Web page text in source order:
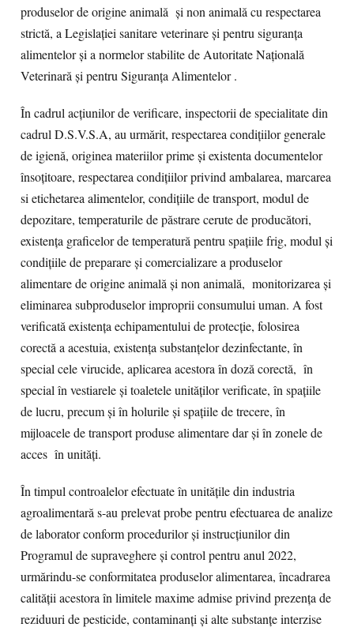
produselor de origine animală și non animală cu respectarea
strictă, a Legislației sanitare veterinare și pentru siguranța
alimentelor și a normelor stabilite de Autoritate Națională
Veterinară și pentru Siguranța Alimentelor .
În cadrul acțiunilor de verificare, inspectorii de specialitate din
cadrul D.S.V.S.A, au urmărit, respectarea condițiilor generale
de igienă, originea materiilor prime și existenta documentelor
însoțitoare, respectarea condițiilor privind ambalarea, marcarea
si etichetarea alimentelor, condițiile de transport, modul de
depozitare, temperaturile de păstrare cerute de producători,
existența graficelor de temperatură pentru spațiile frig, modul și
condițiile de preparare și comercializare a produselor
alimentare de origine animală și non animală, monitorizarea și
eliminarea subproduselor improprii consumului uman. A fost
verificată existența echipamentului de protecție, folosirea
corectă a acestuia, existența substanțelor dezinfectante, în
special cele virucide, aplicarea acestora în doză corectă, în
special în vestiarele și toaletele unităților verificate, în spațiile
de lucru, precum și în holurile și spațiile de trecere, în
mijloacele de transport produse alimentare dar și în zonele de
acces în unități.
În timpul controalelor efectuate în unitățile din industria
agroalimentară s-au prelevat probe pentru efectuarea de analize
de laborator conform procedurilor și instrucțiunilor din
Programul de supraveghere și control pentru anul 2022,
urmărindu-se conformitatea produselor alimentarea, încadrarea
calității acestora în limitele maxime admise privind prezența de
reziduuri de pesticide, contaminanți și alte substanțe interzise